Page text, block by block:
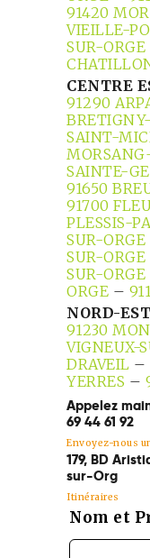
91420
VIEILLE-
SUR-ORGE
CENTRE
91290
SAINT-
SAINTE-
91650
91700
PLESSIS-
SUR-ORGE
SUR-ORGE
SUR-ORGE
ORGE –
NORD-
91230
VIGNEUX-
DRAVEIL –
YERRES –
Appelez
69 44 61 92
Envoyez-nous
179, BD
sur-Org
Itinéraires
Leave
field
Nom et